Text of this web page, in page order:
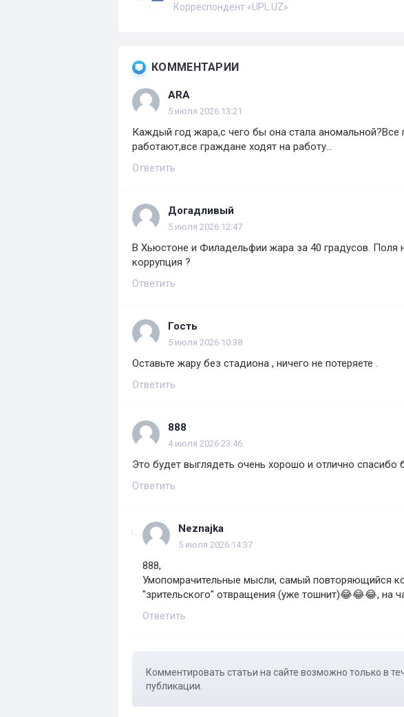
Корреспондент «UPL.UZ»
КОММЕНТАРИИ
ARA
5 июля 2026 13:21
Каждый год жара,с чего бы она стала аномальной?Все
работают,все граждане ходят на работу...
Ответить
Догадливый
5 июля 2026 12:47
В Хьюстоне и Филадельфии жара за 40 градусов. Поля
коррупция ?
Ответить
Гость
5 июля 2026 10:38
Оставьте жару без стадиона , ничего не потеряете .
Ответить
888
4 июля 2026 23:46
Это будет выглядеть очень хорошо и отлично
Ответить
Neznajka
5 июля 2026 14:37
888,
Умопомрачительные мысли, самый повторяющийся
"зрительского" отвращения (уже тошнит)😂😂😂, на
Ответить
Комментировать статьи на сайте возможно только в
публикации.